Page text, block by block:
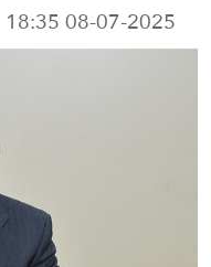
08-07-2025 18:35 مساءً